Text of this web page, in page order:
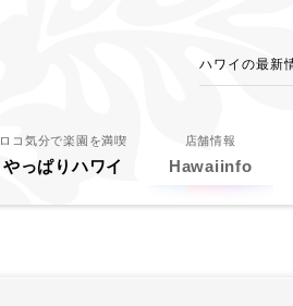
ハワイの最新
ロコ気分で楽園を満喫
やっぱりハワイ
店舗情報
Hawaiinfo